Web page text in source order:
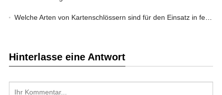
Welche Arten von Kartenschlössern sind für den Einsatz in feuchten Umgebungen geeignet?
Hinterlasse eine Antwort